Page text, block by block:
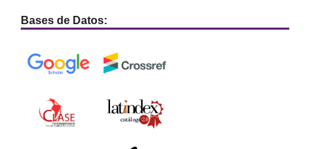
Bases de Datos: